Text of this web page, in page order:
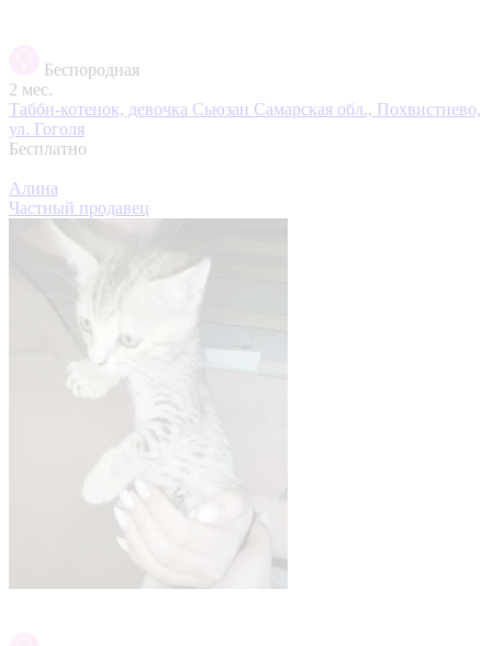
Беспородная
2 мес.
Табби-котенок, девочка Сьюзан Самарская обл., Похвистнево,
ул. Гоголя
Бесплатно
Алина
Частный продавец